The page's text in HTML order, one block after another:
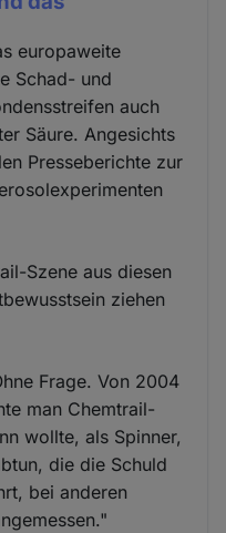
europaweite
Schad- und
auch
Säure. Angesichts
Presseberichte zur
Szene aus diesen
ziehen
Frage. Von 2004
man Chemtrail-
wollte, als Spinner,
die die Schuld
bei anderen